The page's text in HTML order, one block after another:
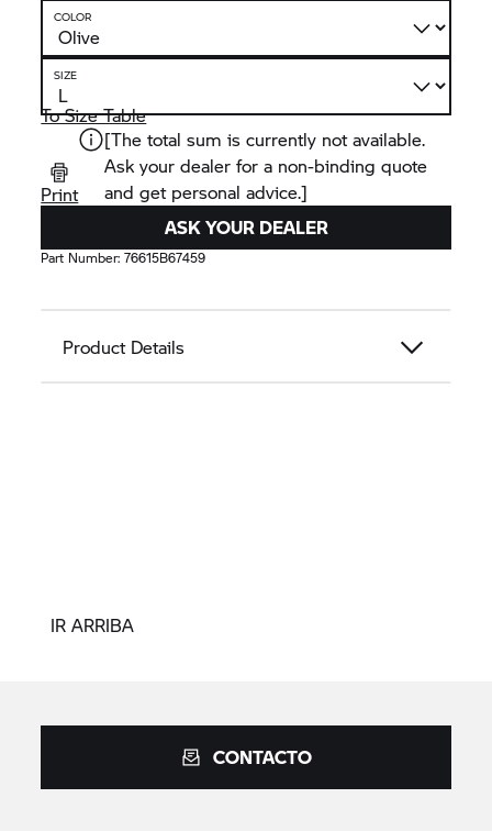
COLOR
SIZE
To Size Table
Print
[The total sum is currently not available.
Ask your dealer for a non-binding quote
and get personal advice.]
ASK YOUR DEALER
Part Number:76615B67459
Product Details
IR ARRIBA
CONTACTO